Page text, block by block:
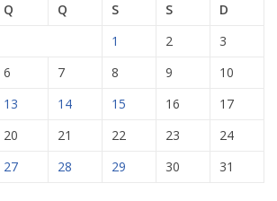
Q Q S S
D
1
2
3
6 7 8 9
10
13 14 15 16
17
20 21 22 23
24
27 28 29 30 31